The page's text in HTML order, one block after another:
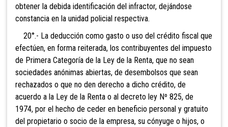
obtener la debida identificación del infractor, dejándose
constancia en la unidad policial respectiva.
20°.- La deducción como gasto o uso del crédito fiscal que
efectúen, en forma reiterada, los contribuyentes del impuesto
de Primera Categoría de la Ley de la Renta, que no sean
sociedades anónimas abiertas, de desembolsos que sean
rechazados o que no den derecho a dicho crédito, de
acuerdo a la Ley de la Renta o al decreto ley Nº 825, de
1974, por el hecho de ceder en beneficio personal y gratuito
del propietario o socio de la empresa, su cónyuge o hijos, o